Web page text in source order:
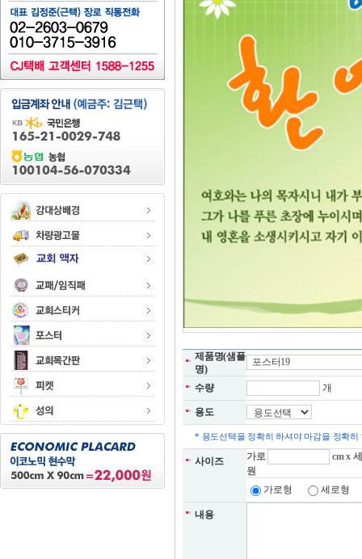
제품명(샘플
명)
수량
개
용도
* 용도선택을 정확히 하셔야 마감을 정확히
사이즈 가로
cm x
원
가로형
세로형
내용